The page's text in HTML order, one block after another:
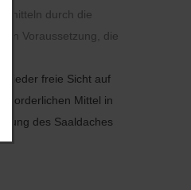
durch die
Voraussetzung, die
wieder freie Sicht auf
Mittel in
des Saaldaches